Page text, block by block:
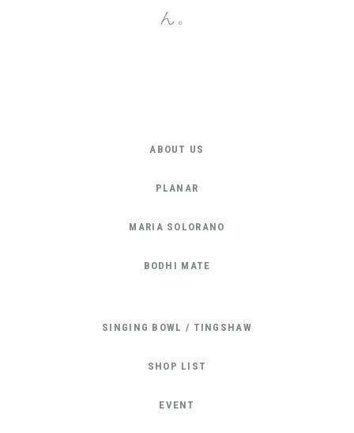
ん。
ABOUT US
PLANAR
MARIA SOLORANO
BODHI MATE
SINGING BOWL / TINGSHAW
SHOP LIST
EVENT